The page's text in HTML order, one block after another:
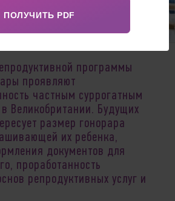
программы
проявляют
частным суррогатным
Великобритании. Будущих
размер гонорара
их ребенка,
документов для
проработанность
репродуктивных услуг и